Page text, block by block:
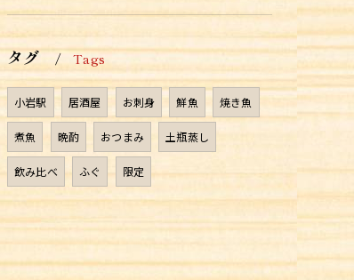
タグ Tags
小岩駅 居酒屋 お刺身 鮮魚 焼き魚
煮魚 晩酌 おつまみ 土瓶蒸し
飲み比べ ふぐ 限定